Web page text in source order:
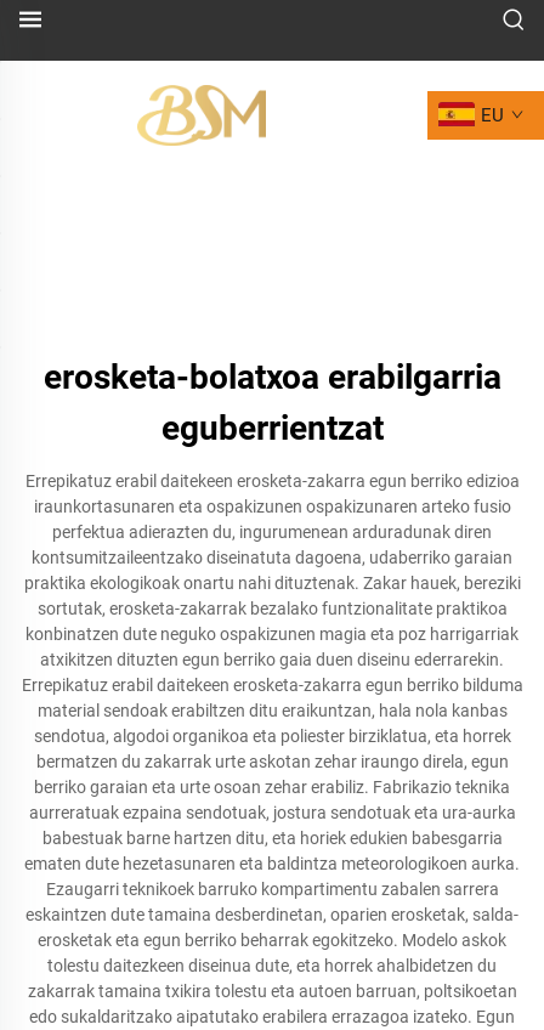
EU
erosketa-bolatxoa erabilgarria
eguberrientzat
Errepikatuz erabil daitekeen erosketa-zakarra egun berriko edizioa
iraunkortasunaren eta ospakizunen ospakizunaren arteko fusio
perfektua adierazten du, ingurumenean arduradunak diren
kontsumitzaileentzako diseinatuta dagoena, udaberriko garaian
praktika ekologikoak onartu nahi dituztenak. Zakar hauek, bereziki
sortutak, erosketa-zakarrak bezalako funtzionalitate praktikoa
konbinatzen dute neguko ospakizunen magia eta poz harrigarriak
atxikitzen dituzten egun berriko gaia duen diseinu ederrarekin.
Errepikatuz erabil daitekeen erosketa-zakarra egun berriko bilduma
material sendoak erabiltzen ditu eraikuntzan, hala nola kanbas
sendotua, algodoi organikoa eta poliester birziklatua, eta horrek
bermatzen du zakarrak urte askotan zehar iraungo direla, egun
berriko garaian eta urte osoan zehar erabiliz. Fabrikazio teknika
aurreratuak ezpaina sendotuak, jostura sendotuak eta ura-aurka
babestuak barne hartzen ditu, eta horiek edukien babesgarria
ematen dute hezetasunaren eta baldintza meteorologikoen aurka.
Ezaugarri teknikoek barruko kompartimentu zabalen sarrera
eskaintzen dute tamaina desberdinetan, oparien erosketak, salda-
erosketak eta egun berriko beharrak egokitzeko. Modelo askok
tolestu daitezkeen diseinua dute, eta horrek ahalbidetzen du
zakarrak tamaina txikira tolestu eta autoen barruan, poltsikoetan
edo sukaldaritzako aipatutako erabilera errazagoa izateko. Egun